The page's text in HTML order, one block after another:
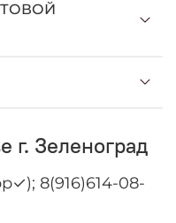
г. Зеленоград
8(916)614-08-